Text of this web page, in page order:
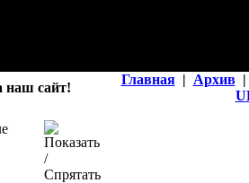
наш сайт!
Главная | Архив |